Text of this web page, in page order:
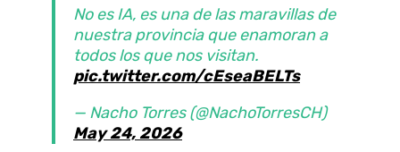
No es IA, es una de las maravillas de
nuestra provincia que enamoran a
todos los que nos visitan.
pic.twitter.com/cEseaBELTs
— Nacho Torres (@NachoTorresCH)
May 24, 2026